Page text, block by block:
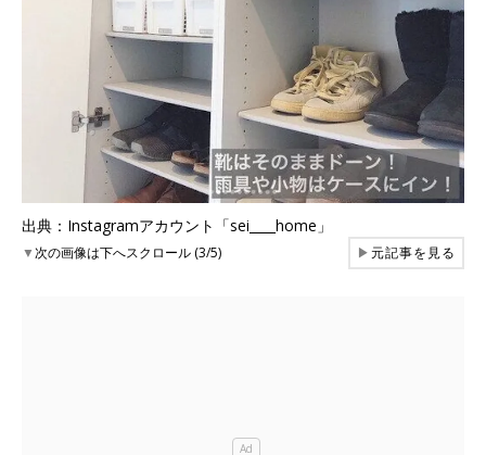
出典：Instagramアカウント「sei____home」
▼次の画像は下へスクロール (3/5) ▶元記事を見る